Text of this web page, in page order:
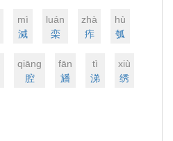
mì
減
luán
栾
zhà
痄
hù
瓠
qiānɡ
腔
fān
旙
tì
涕
xiù
绣